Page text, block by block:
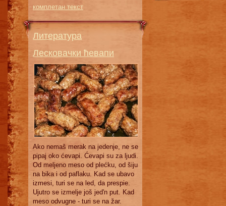
комплетан текст
Литература
Лесковачки ћевапи
Ako nemaš merak na jedenje, ne se
pipaj oko ćevapi. Ćevapi su za ljudi.
Od meljeno meso od plećku, od šiju
na bika i od paflaku. Kad se ubavo
izmesi, turi se na led, da prespie.
Ujutro se izmelje još jed'n put. Kad
meso odvugne - turi se na žar.